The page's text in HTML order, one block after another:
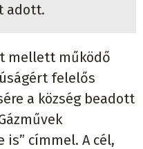
adott.
mellett működő
felelős
a község beadott
is” címmel. A cél,